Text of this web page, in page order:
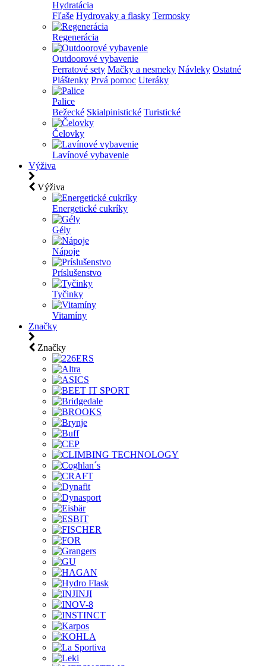
Hydratácia
Fľaše Hydrovaky a flasky Termosky
Regenerácia
Outdoorové vybavenie
Ferratové sety Mačky a nesmeky Návleky Ostatné
Pláštenky Prvá pomoc Uteráky
Palice
Bežecké Skialpinistické Turistické
Čelovky
Lavínové vybavenie
Výživa
Výživa
Energetické cukríky
Gély
Nápoje
Príslušenstvo
Tyčinky
Vitamíny
Značky
Značky